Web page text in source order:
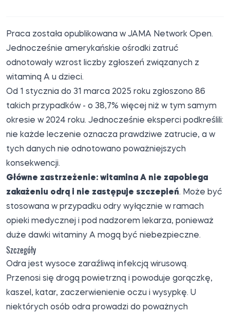
Praca została opublikowana w JAMA Network Open.
Jednocześnie amerykańskie ośrodki zatruć
odnotowały wzrost liczby zgłoszeń związanych z
witaminą A u dzieci.
Od 1 stycznia do 31 marca 2025 roku zgłoszono 86
takich przypadków - o 38,7% więcej niż w tym samym
okresie w 2024 roku. Jednocześnie eksperci podkreślili:
nie każde leczenie oznacza prawdziwe zatrucie, a w
tych danych nie odnotowano poważniejszych
konsekwencji.
Główne zastrzeżenie: witamina A nie zapobiega
zakażeniu odrą i nie zastępuje szczepień. Może być
stosowana w przypadku odry wyłącznie w ramach
opieki medycznej i pod nadzorem lekarza, ponieważ
duże dawki witaminy A mogą być niebezpieczne.
Szczegóły
Odra jest wysoce zaraźliwą infekcją wirusową.
Przenosi się drogą powietrzną i powoduje gorączkę,
kaszel, katar, zaczerwienienie oczu i wysypkę. U
niektórych osób odra prowadzi do poważnych